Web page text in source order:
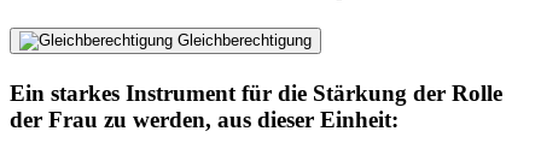
Gleichberechtigung
Ein starkes Instrument für die Stärkung der Rolle
der Frau zu werden, aus dieser Einheit: